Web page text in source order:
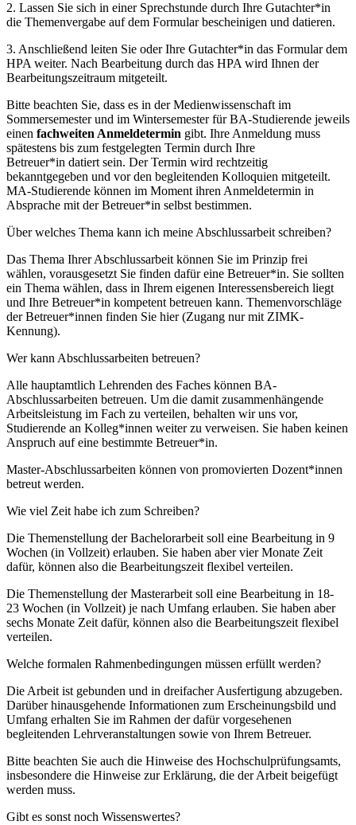
2. Lassen Sie sich in einer Sprechstunde durch Ihre Gutachter*in
die Themenvergabe auf dem Formular bescheinigen und datieren.
3. Anschließend leiten Sie oder Ihre Gutachter*in das Formular dem
HPA weiter. Nach Bearbeitung durch das HPA wird Ihnen der
Bearbeitungszeitraum mitgeteilt.
Bitte beachten Sie, dass es in der Medienwissenschaft im
Sommersemester und im Wintersemester für BA-Studierende jeweils
einen fachweiten Anmeldetermin gibt. Ihre Anmeldung muss
spätestens bis zum festgelegten Termin durch Ihre
Betreuer*in datiert sein. Der Termin wird rechtzeitig
bekanntgegeben und vor den begleitenden Kolloquien mitgeteilt.
MA-Studierende können im Moment ihren Anmeldetermin in
Absprache mit der Betreuer*in selbst bestimmen.
Über welches Thema kann ich meine Abschlussarbeit schreiben?
Das Thema Ihrer Abschlussarbeit können Sie im Prinzip frei
wählen, vorausgesetzt Sie finden dafür eine Betreuer*in. Sie sollten
ein Thema wählen, dass in Ihrem eigenen Interessensbereich liegt
und Ihre Betreuer*in kompetent betreuen kann. Themenvorschläge
der Betreuer*innen finden Sie hier (Zugang nur mit ZIMK-
Kennung).
Wer kann Abschlussarbeiten betreuen?
Alle hauptamtlich Lehrenden des Faches können BA-
Abschlussarbeiten betreuen. Um die damit zusammenhängende
Arbeitsleistung im Fach zu verteilen, behalten wir uns vor,
Studierende an Kolleg*innen weiter zu verweisen. Sie haben keinen
Anspruch auf eine bestimmte Betreuer*in.
Master-Abschlussarbeiten können von promovierten Dozent*innen
betreut werden.
Wie viel Zeit habe ich zum Schreiben?
Die Themenstellung der Bachelorarbeit soll eine Bearbeitung in 9
Wochen (in Vollzeit) erlauben. Sie haben aber vier Monate Zeit
dafür, können also die Bearbeitungszeit flexibel verteilen.
Die Themenstellung der Masterarbeit soll eine Bearbeitung in 18-
23 Wochen (in Vollzeit) je nach Umfang erlauben. Sie haben aber
sechs Monate Zeit dafür, können also die Bearbeitungszeit flexibel
verteilen.
Welche formalen Rahmenbedingungen müssen erfüllt werden?
Die Arbeit ist gebunden und in dreifacher Ausfertigung abzugeben.
Darüber hinausgehende Informationen zum Erscheinungsbild und
Umfang erhalten Sie im Rahmen der dafür vorgesehenen
begleitenden Lehrveranstaltungen sowie von Ihrem Betreuer.
Bitte beachten Sie auch die Hinweise des Hochschulprüfungsamts,
insbesondere die Hinweise zur Erklärung, die der Arbeit beigefügt
werden muss.
Gibt es sonst noch Wissenswertes?